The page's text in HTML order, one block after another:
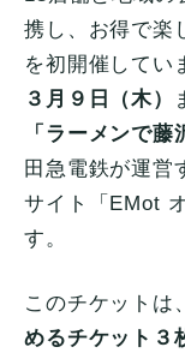
携し、お得で楽
を初開催してい
３月９日（木）
「ラーメンで藤
田急電鉄が運営
サイト「EMot
す。
このチケットは、
めるチケット３